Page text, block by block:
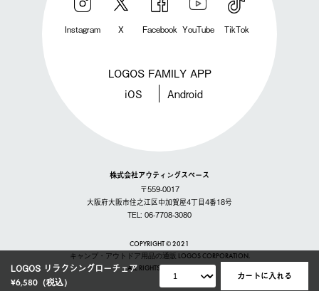
LOGOS リラクシングローチェア
¥6,580 （税込）
カートに入れる
Instagram X Facebook YouTube TikTok
LOGOS FAMILY APP
iOS Android
株式会社アウティングスペース
〒559-0017
大阪府大阪市住之江区中加賀屋4丁目4番18号
TEL: 06-7708-3080
COPYRIGHT © 2021
キャンプ・アウトドア用品の通販 LOGOS CORPORATION.
ALL RIGHTS RESERVED